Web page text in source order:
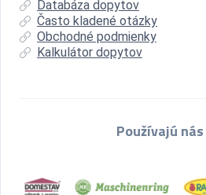
Databáza dopytov
Často kladené otázky
Obchodné podmienky
Kalkulátor dopytov
Používajú